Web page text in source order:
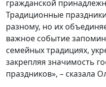
гражданской
Традиционные
разному, но их
важное событие
семейных традициях,
закрепляя значимость
праздников», – сказала